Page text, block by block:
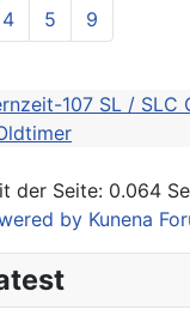
4 5 9
107 SL / SLC
der Seite: 0.064
by Kunena